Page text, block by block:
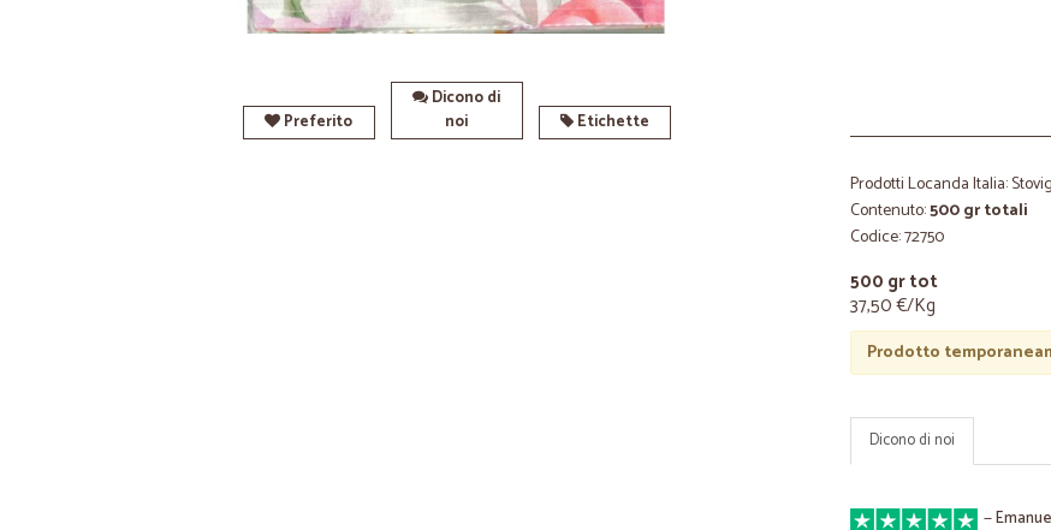
Preferito
Dicono di
noi
Etichette
Prodotti Locanda Italia:
Contenuto:500 gr totali
Codice: 72750
500 gr tot
37,50 €/Kg
Prodotto
Dicono di noi
—